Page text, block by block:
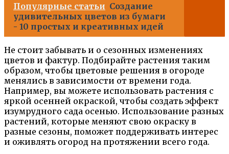
Популярные статьи Создание
удивительных цветов из бумаги
- 10 простых и креативных идей
Не стоит забывать и о сезонных изменениях
цветов и фактур. Подбирайте растения таким
образом, чтобы цветовые решения в огороде
менялись в зависимости от времени года.
Например, вы можете использовать растения с
яркой осенней окраской, чтобы создать эффект
изумрудного сада осенью. Использование разных
растений, которые меняют свою окраску в
разные сезоны, поможет поддерживать интерес
и оживлять огород на протяжении всего года.